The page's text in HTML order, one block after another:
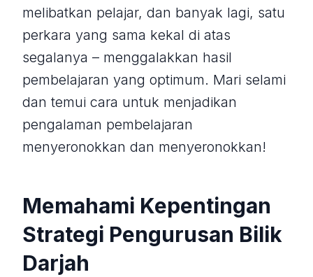
melibatkan pelajar, dan banyak lagi, satu
perkara yang sama kekal di atas
segalanya – menggalakkan hasil
pembelajaran yang optimum. Mari selami
dan temui cara untuk menjadikan
pengalaman pembelajaran
menyeronokkan dan menyeronokkan!
Memahami Kepentingan
Strategi Pengurusan Bilik
Darjah